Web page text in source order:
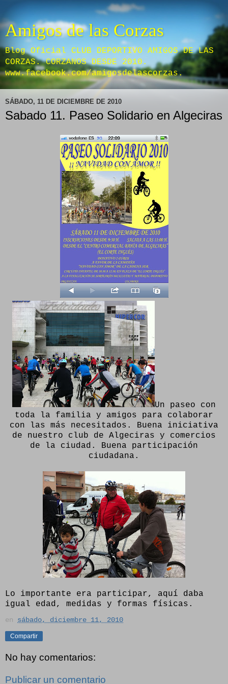
Amigos de las Corzas
Blog Oficial CLUB DEPORTIVO AMIGOS DE LAS
CORZAS. CORZANOS DESDE 2010.
www.facebook.com/amigosdelascorzas.
SÁBADO, 11 DE DICIEMBRE DE 2010
Sabado 11. Paseo Solidario en Algeciras
Un paseo con
toda la familia y amigos para colaborar
con las más necesitados. Buena iniciativa
de nuestro club de Algeciras y comercios
de la ciudad. Buena participación
ciudadana.
Lo importante era participar, aquí daba
igual edad, medidas y formas físicas.
en sábado, diciembre 11, 2010
Compartir
No hay comentarios:
Publicar un comentario